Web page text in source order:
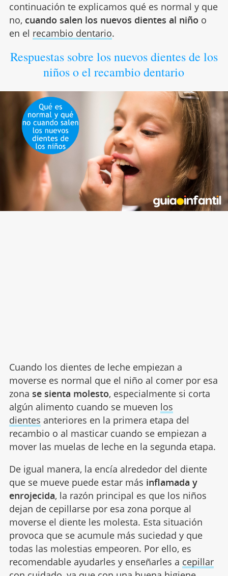
continuación te explicamos qué es normal y que
no, cuando salen los nuevos dientes al niño o
en el recambio dentario.
Respuestas sobre los nuevos dientes de los
niños o el recambio dentario
Cuando los dientes de leche empiezan a
moverse es normal que el niño al comer por esa
zona se sienta molesto, especialmente si corta
algún alimento cuando se mueven los
dientes anteriores en la primera etapa del
recambio o al masticar cuando se empiezan a
mover las muelas de leche en la segunda etapa.
De igual manera, la encía alrededor del diente
que se mueve puede estar más inflamada y
enrojecida, la razón principal es que los niños
dejan de cepillarse por esa zona porque al
moverse el diente les molesta. Esta situación
provoca que se acumule más suciedad y que
todas las molestias empeoren. Por ello, es
recomendable ayudarles y enseñarles a cepillar